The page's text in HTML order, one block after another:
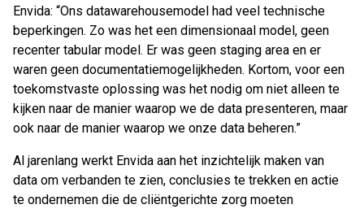
Envida: “Ons datawarehousemodel had veel technische
beperkingen. Zo was het een dimensionaal model, geen
recenter tabular model. Er was geen staging area en er
waren geen documentatiemogelijkheden. Kortom, voor een
toekomstvaste oplossing was het nodig om niet alleen te
kijken naar de manier waarop we de data presenteren, maar
ook naar de manier waarop we onze data beheren.”
Al jarenlang werkt Envida aan het inzichtelijk maken van
data om verbanden te zien, conclusies te trekken en actie
te ondernemen die de cliëntgerichte zorg moeten